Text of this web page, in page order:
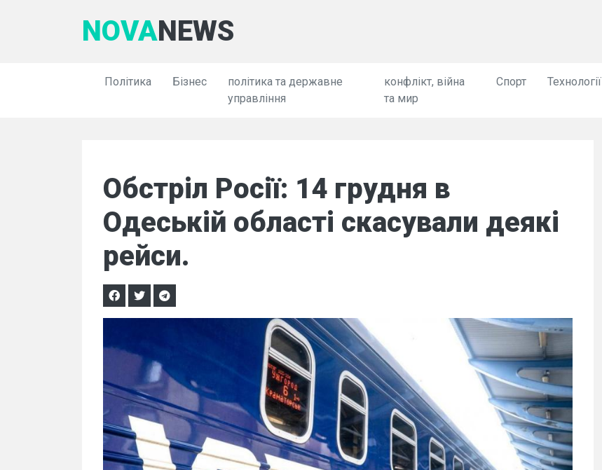
NOVANEWS
Політика Бізнес
політика та державне
управління
конфлікт, війна
та мир
Спорт Технології
Обстріл Росії: 14 грудня в
Одеській області скасували деякі
рейси.